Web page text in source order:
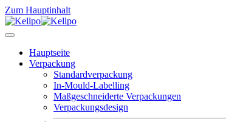
Zum Hauptinhalt
Hauptseite
Verpackung
Standardverpackung
In-Mould-Labelling
Maßgeschneiderte Verpackungen
Verpackungsdesign